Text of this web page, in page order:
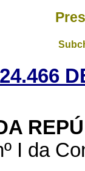
I da